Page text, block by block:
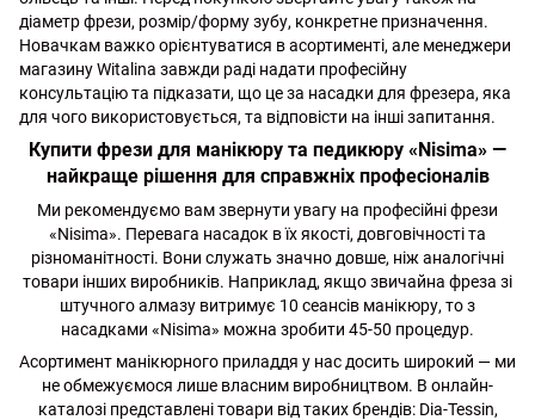
діаметр фрези, розмір/форму зубу, конкретне призначення.
Новачкам важко орієнтуватися в асортименті, але менеджери
магазину Witalina завжди раді надати професійну
консультацію та підказати, що це за насадки для фрезера, яка
для чого використовується, та відповісти на інші запитання.
Купити фрези для манікюру та педикюру «Nisima» —
найкраще рішення для справжніх професіоналів
Ми рекомендуємо вам звернути увагу на професійні фрези
«Nisima». Перевага насадок в їх якості, довговічності та
різноманітності. Вони служать значно довше, ніж аналогічні
товари інших виробників. Наприклад, якщо звичайна фреза зі
штучного алмазу витримує 10 сеансів манікюру, то з
насадками «Nisima» можна зробити 45-50 процедур.
Асортимент манікюрного приладдя у нас досить широкий — ми
не обмежуємося лише власним виробництвом. В онлайн-
каталозі представлені товари від таких брендів: Dia-Tessin,